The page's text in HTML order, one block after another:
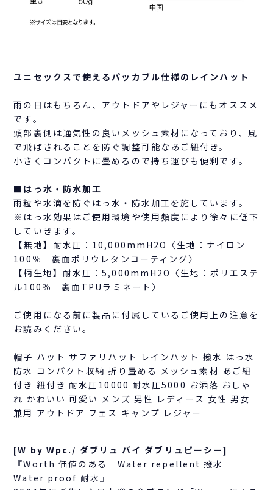
ユニセックスで使えるパッカブル仕様のレインハット
雨の日はもちろん、アウトドアやレジャーにもオススメ
です。
頭部裏側は通気性の良いメッシュ素材になっており、風
で飛ばされることを防ぐ調整可能なあご紐付き。
小さくコンパクトに畳めるので持ち運びも便利です。
■はっ水・防水加工
雨粒や水滴を防ぐはっ水・防水加工を施しています。
※はっ水効果はご使用環境や使用頻度により徐々に低下
していきます。
【無地】耐水圧：10,000mmH2O〈生地：ナイロン
100％ 裏面ポリウレタンコーティング〉
【柄生地】耐水圧：5,000mmH2O〈生地：ポリエステ
ル100％ 裏面TPUラミネート〉
ご使用になる前に製品に付属しているご使用上の注意を
お読みください。
帽子 ハット サファリハット レインハット 撥水 はっ水
防水 コンパクト収納 折り畳める メッシュ素材 あご紐
付き 紐付き 耐水圧10000 耐水圧5000 お洒落 おしゃ
れ かわいい 可愛い メンズ 男性 レディース 女性 男女
兼用 アウトドア フェス キャンプ レジャー
[W by Wpc./ ダブリュ バイ ダブリュピーシー]
『Worth 価値のある Water repellent 撥水
Water proof 耐水』